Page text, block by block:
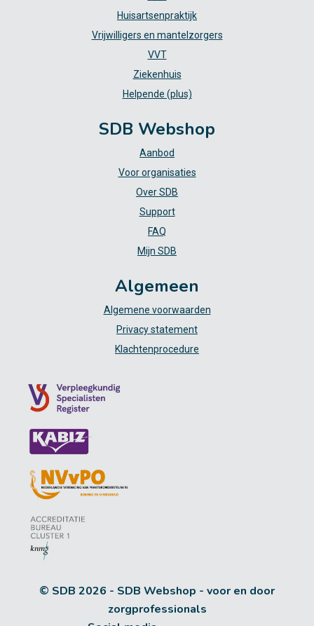
Huisartsenpraktijk
Vrijwilligers en mantelzorgers
VVT
Ziekenhuis
Helpende (plus)
SDB Webshop
Aanbod
Voor organisaties
Over SDB
Support
FAQ
Mijn SDB
Algemeen
Algemene voorwaarden
Privacy statement
Klachtenprocedure
© SDB 2026 - SDB Webshop - voor en door
zorgprofessionals